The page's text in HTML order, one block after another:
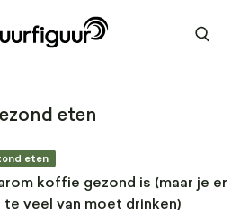
eten
eten
koffie gezond is (maar je er
te veel van moet drinken)